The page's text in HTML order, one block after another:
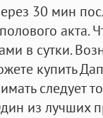
30 мин
в сутки.
купить
следует
из лучших